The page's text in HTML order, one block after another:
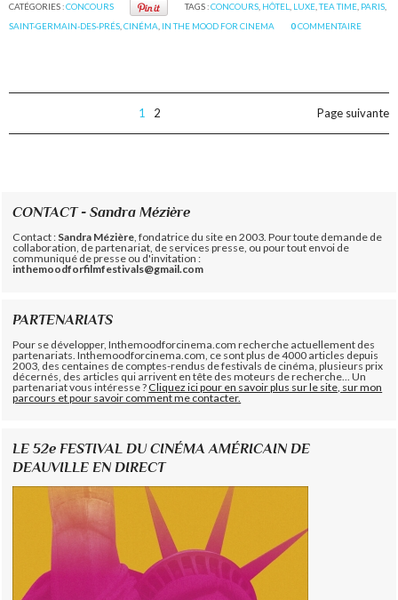
CATÉGORIES :CONCOURS TAGS :CONCOURS, HÔTEL LUXE,TEA TIME, PARIS,
SAINT-GERMAIN-DES-PRÉS ,CINÉMA IN THE MOOD FOR CINEMA 0COMMENTAIRE
1 2 Page suivante
CONTACT - Sandra Mézière
Contact : Sandra Mézière , fondatrice du site en 2003. Pour toute demande de
collaboration, de partenariat, de services presse, ou pour tout envoi de
communiqué de presse ou d'invitation :
inthemoodforfilmfestivals@gmail.com
PARTENARIATS
Pour se développer, Inthemoodforcinema.com recherche actuellement des
partenariats. Inthemoodforcinema.com, ce sont plus de 4000 articles depuis
2003, des centaines de comptes-rendus de festivals de cinéma, plusieurs prix
décernés, des articles qui arrivent en tête des moteurs de recherche... Un
partenariat vous intéresse ?Cliquez ici pour en savoir plus sur le site, sur mon
parcours et pour savoir comment me contacter.
LE 52e FESTIVAL DU CINÉMA AMÉRICAIN DE
DEAUVILLE EN DIRECT